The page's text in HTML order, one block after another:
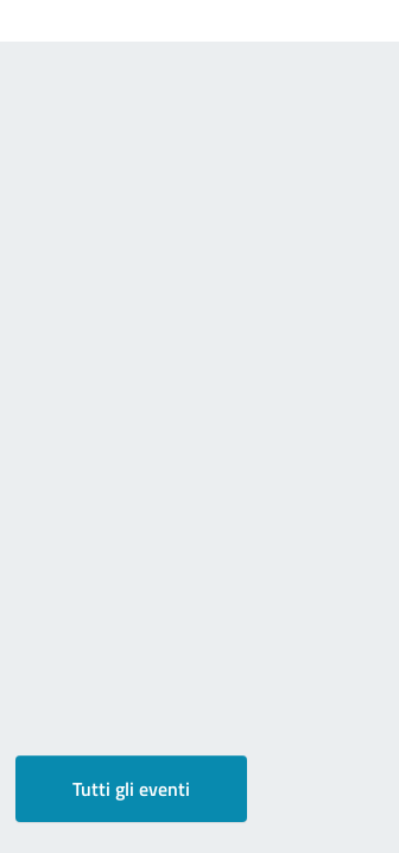
Tutti gli eventi